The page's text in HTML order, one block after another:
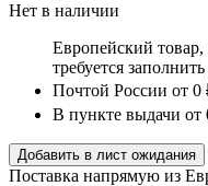
Нет в наличии
Европейский
требуется
Почтой России от 0
В пункте выдачи от
Добавить в лист ожидания
Поставка напрямую из